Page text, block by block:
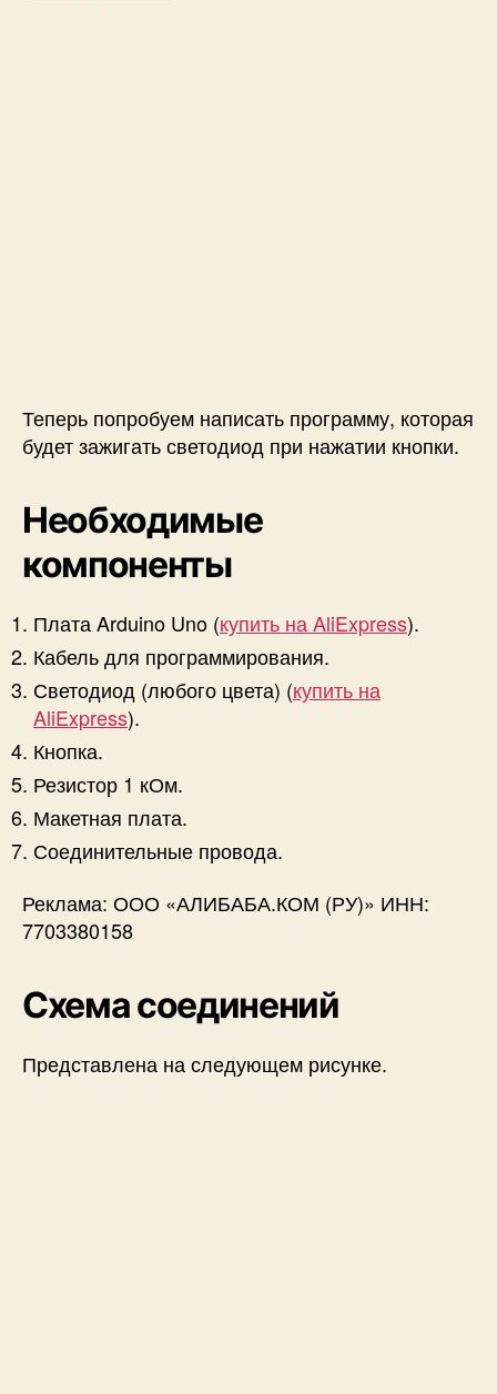
Теперь попробуем написать программу, которая
будет зажигать светодиод при нажатии кнопки.
Необходимые
компоненты
Плата Arduino Uno (купить на AliExpress).
Кабель для программирования.
Светодиод (любого цвета) (купить на
AliExpress).
Кнопка.
Резистор 1 кОм.
Макетная плата.
Соединительные провода.
Реклама: ООО «АЛИБАБА.КОМ (РУ)» ИНН:
7703380158
Схема соединений
Представлена на следующем рисунке.